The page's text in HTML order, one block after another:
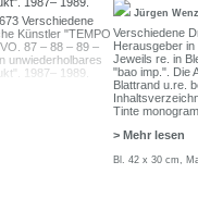
Jürgen
Verschiedene
Herausgeber in
Jeweils re. in
"bao imp.". Die
Blattrand u.re.
Tinte
> Mehr lesen
Bl. 42 x 30 cm,